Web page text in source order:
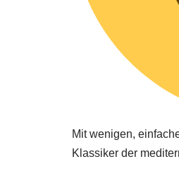
Mit wenigen,
Klassiker der